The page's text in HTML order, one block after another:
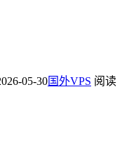
05-30国外VPS 阅读